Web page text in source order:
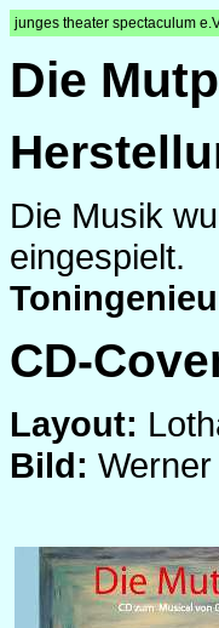
junges theater spectaculum
Die
Die Musik
eingespielt.
CD-
Layout:
Bild: